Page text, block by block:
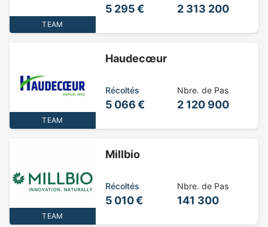
TEAM
5 295 € 2 313 200
TEAM
Haudecœur
Récoltés
5 066 €
Nbre. de Pas
2 120 900
TEAM
Millbio
Récoltés
5 010 €
Nbre. de Pas
141 300